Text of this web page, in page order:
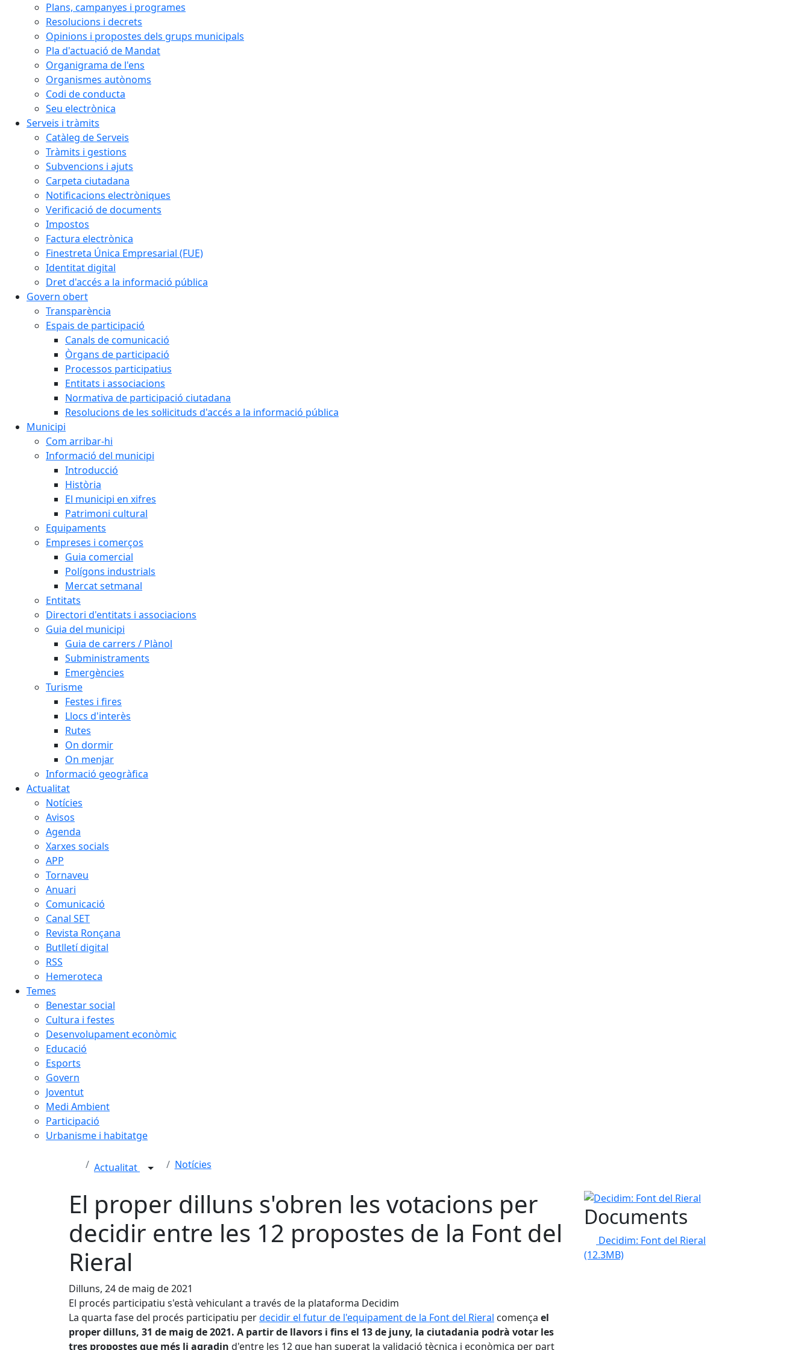
Plans, campanyes i programes
Resolucions i decrets
Opinions i propostes dels grups municipals
Pla d'actuació de Mandat
Organigrama de l'ens
Organismes autònoms
Codi de conducta
Seu electrònica
Serveis i tràmits
Catàleg de Serveis
Tràmits i gestions
Subvencions i ajuts
Carpeta ciutadana
Notificacions electròniques
Verificació de documents
Impostos
Factura electrònica
Finestreta Única Empresarial (FUE)
Identitat digital
Dret d'accés a la informació pública
Govern obert
Transparència
Espais de participació
Canals de comunicació
Òrgans de participació
Processos participatius
Entitats i associacions
Normativa de participació ciutadana
Resolucions de les sol·licituds d'accés a la informació pública
Municipi
Com arribar-hi
Informació del municipi
Introducció
Història
El municipi en xifres
Patrimoni cultural
Equipaments
Empreses i comerços
Guia comercial
Polígons industrials
Mercat setmanal
Entitats
Directori d'entitats i associacions
Guia del municipi
Guia de carrers / Plànol
Subministraments
Emergències
Turisme
Festes i fires
Llocs d'interès
Rutes
On dormir
On menjar
Informació geogràfica
Actualitat
Notícies
Avisos
Agenda
Xarxes socials
APP
Tornaveu
Anuari
Comunicació
Canal SET
Revista Ronçana
Butlletí digital
RSS
Hemeroteca
Temes
Benestar social
Cultura i festes
Desenvolupament econòmic
Educació
Esports
Govern
Joventut
Medi Ambient
Participació
Urbanisme i habitatge
Actualitat Notícies
El proper dilluns s'obren les votacions per
decidir entre les 12 propostes de la Font del
Rieral
Dilluns, 24 de maig de 2021
El procés participatiu s'està vehiculant a través de la plataforma Decidim
La quarta fase del procés participatiu perdecidir el futur de l'equipament de la Font del Rieral comença el
proper dilluns, 31 de maig de 2021. A partir de llavors i fins el 13 de juny, la ciutadania podrà votar les
tres propostes que més li agradin d'entre les 12 que han superat la validació tècnica i econòmica per part
Decidim: Font del Rieral
Documents
Decidim: Font del Rieral
(12.3MB)